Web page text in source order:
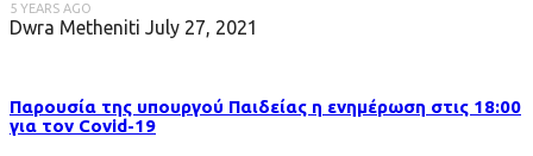
5 YEARS AGO
Dwra Metheniti July 27, 2021
Παρουσία της υπουργού Παιδείας η ενημέρωση στις 18:00
για τον Covid-19